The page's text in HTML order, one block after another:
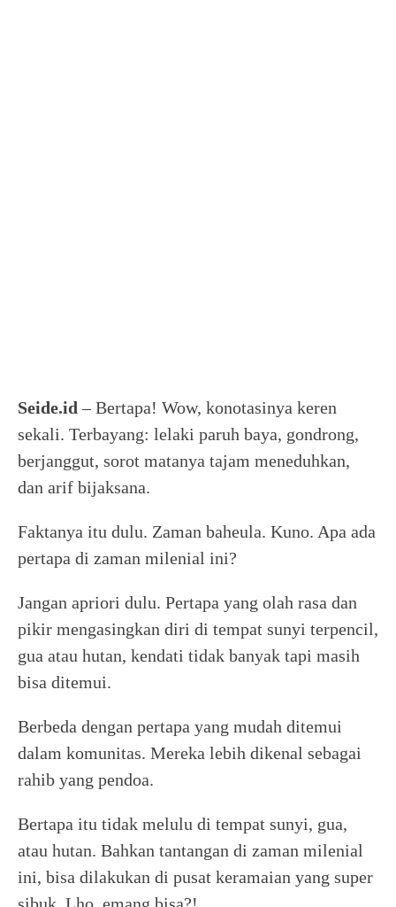
Seide.id – Bertapa! Wow, konotasinya keren
sekali. Terbayang: lelaki paruh baya, gondrong,
berjanggut, sorot matanya tajam meneduhkan,
dan arif bijaksana.
Faktanya itu dulu. Zaman baheula. Kuno. Apa ada
pertapa di zaman milenial ini?
Jangan apriori dulu. Pertapa yang olah rasa dan
pikir mengasingkan diri di tempat sunyi terpencil,
gua atau hutan, kendati tidak banyak tapi masih
bisa ditemui.
Berbeda dengan pertapa yang mudah ditemui
dalam komunitas. Mereka lebih dikenal sebagai
rahib yang pendoa.
Bertapa itu tidak melulu di tempat sunyi, gua,
atau hutan. Bahkan tantangan di zaman milenial
ini, bisa dilakukan di pusat keramaian yang super